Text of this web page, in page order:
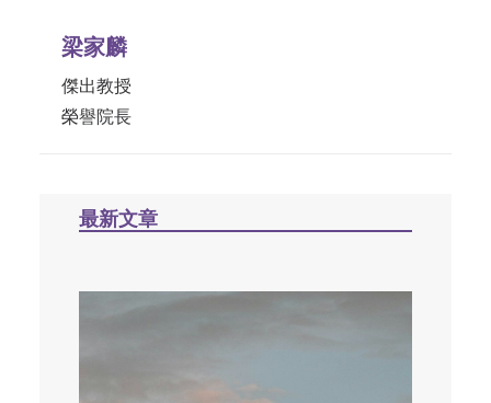
梁家麟
傑出教授
榮譽院長
最新文章